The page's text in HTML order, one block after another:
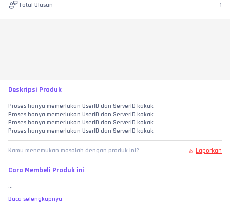
Total Ulasan 1
Deskripsi Produk
Proses hanya memerlukan UserID dan ServerID kakak
Proses hanya memerlukan UserID dan ServerID kakak
Proses hanya memerlukan UserID dan ServerID kakak
Proses hanya memerlukan UserID dan ServerID kakak
Kamu menemukan masalah dengan produk ini? Laporkan
Cara Membeli Produk ini
...
Baca selengkapnya